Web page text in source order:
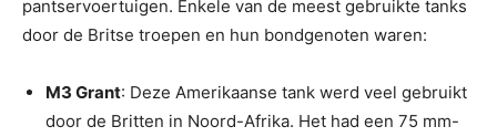
pantservoertuigen. Enkele van de meest gebruikte tanks
door de Britse troepen en hun bondgenoten waren:
M3 Grant: Deze Amerikaanse tank werd veel gebruikt
door de Britten in Noord-Afrika. Het had een 75 mm-